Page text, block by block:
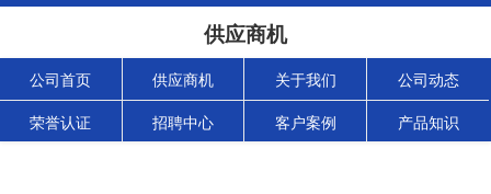
供应商机
公司首页 供应商机 关于我们 公司动态
荣誉认证 招聘中心 客户案例 产品知识